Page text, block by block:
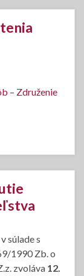
– Združenie
súlade s
1990 Zb. o
zvoláva 12.